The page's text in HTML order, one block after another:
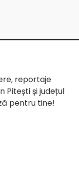
reportaje
Pitești și județul
pentru tine!